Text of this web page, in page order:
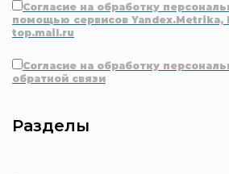
Согласие на обработку
помощью сервисов Yandex.Metrika,
top.mail.ru
Согласие на обработку
обратной связи
Разделы